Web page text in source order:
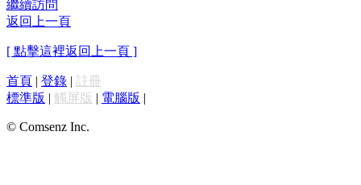
繼續訪問
返回上一頁
[ 點擊這裡返回上一頁 ]
首頁 | 登錄 | 註冊
標準版 | 觸屏版 | 電腦版 |
© Comsenz Inc.